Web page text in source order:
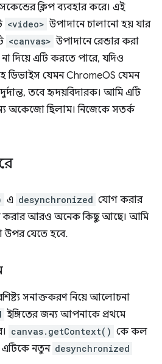
ক্লিপ ব্যবহার করে। এই
<video> উপাদানে চালানো হয় যার
<canvas> উপাদানে রেন্ডার করা
দিয়ে এটি করতে পারে, যদিও
ডিভাইস যেমন ChromeOS যেমন
তবে হৃদয়বিদারক। আমি এটি
অকেজো ছিলাম। নিজেকে সতর্ক
এ desynchronized যোগ করার
করার আরও অনেক কিছু আছে। আমি
উপর যেতে হবে.
সনাক্তকরণ নিয়ে আলোচনা
ইঙ্গিতের জন্য আপনাকে প্রথমে
canvas.getContext() কে কল
এটিকে নতুন desynchronized